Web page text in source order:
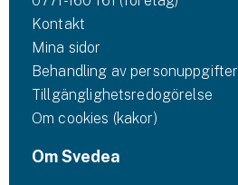
Fritidshusförsäkring
Företag
Företagsförsäkring
Kontakt
Mina sidor
Behandling av personuppgifter
Tillgänglighetsredogörelse
Om cookies (kakor)
Om Svedea